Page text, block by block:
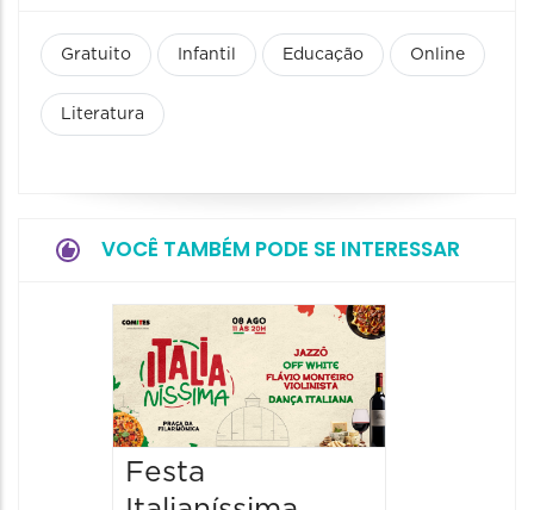
Gratuito Infantil Educação Online
Literatura
VOCÊ TAMBÉM PODE SE INTERESSAR
Festa